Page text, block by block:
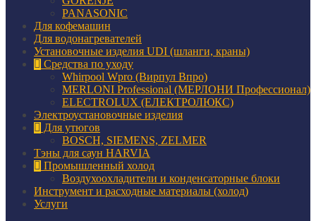
PANASONIC
Для кофемашин
Для водонагревателей
Установочные изделия UDI (шланги, краны)
Средства по уходу
Whirpool Wpro (Вирпул Впро)
MERLONI Professional (МЕРЛОНИ Профессионал)
ELECTROLUX (ЕЛЕКТРОЛЮКС)
Электроустановочные изделия
Для утюгов
BOSCH, SIEMENS, ZELMER
Тэны для саун HARVIA
Промышленный холод
Воздухоохладители и конденсаторные блоки
Инструмент и расходные материалы (холод)
Услуги